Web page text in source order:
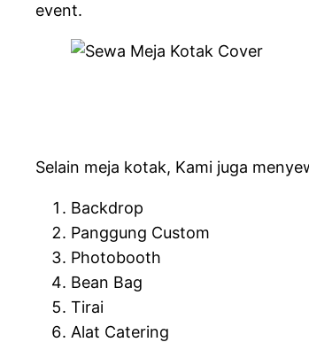
event.
Selain meja kotak, Kami juga
Backdrop
Panggung Custom
Photobooth
Bean Bag
Tirai
Alat Catering